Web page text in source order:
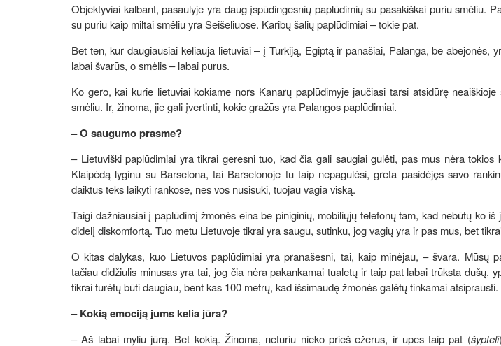
Objektyviai kalbant, pasaulyje yra daug įspūdingesnių paplūdimių su pasakiškai puriu smėliu.
su puriu kaip miltai smėliu yra Seišeliuose. Karibų šalių paplūdimiai – tokie pat.
Bet ten, kur daugiausiai keliauja lietuviai – į Turkiją, Egiptą ir panašiai, Palanga, be abejonės,
labai švarūs, o smėlis – labai purus.
Ko gero, kai kurie lietuviai kokiame nors Kanarų paplūdimyje jaučiasi tarsi atsidūrę
smėliu. Ir, žinoma, jie gali įvertinti, kokie gražūs yra Palangos paplūdimiai.
– O saugumo prasme?
– Lietuviški paplūdimiai yra tikrai geresni tuo, kad čia gali saugiai gulėti, pas mus nėra tokios
Klaipėdą lyginu su Barselona, tai Barselonoje tu taip nepagulėsi, greta pasidėjęs savo
daiktus teks laikyti rankose, nes vos nusisuki, tuojau vagia viską.
Taigi dažniausiai į paplūdimį žmonės eina be piniginių, mobiliųjų telefonų tam, kad nebūtų ko
didelį diskomfortą. Tuo metu Lietuvoje tikrai yra saugu, sutinku, jog vagių yra ir pas mus, bet
O kitas dalykas, kuo Lietuvos paplūdimiai yra pranašesni, tai, kaip minėjau, – švara. Mūsų
tačiau didžiulis minusas yra tai, jog čia nėra pakankamai tualetų ir taip pat labai trūksta dušų,
tikrai turėtų būti daugiau, bent kas 100 metrų, kad išsimaudę žmonės galėtų tinkamai atsiprausti.
–Kokią emociją jums kelia jūra?
– Aš labai myliu jūrą. Bet kokią. Žinoma, neturiu nieko prieš ežerus, ir upes taip pat (šypteli